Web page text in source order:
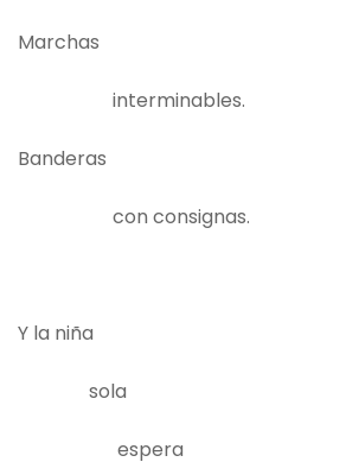
Marchas
interminables.
Banderas
con consignas.
Y la niña
sola
espera